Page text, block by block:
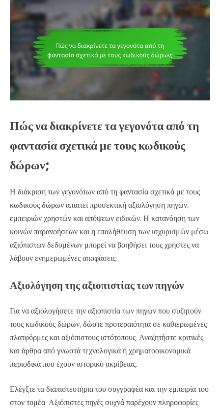
Πώς να διακρίνετε τα γεγονότα από τη
φαντασία σχετικά με τους κωδικούς
δώρων;
Η διάκριση των γεγονότων από τη φαντασία σχετικά με τους
κωδικούς δώρων απαιτεί προσεκτική αξιολόγηση πηγών,
εμπειριών χρηστών και απόψεων ειδικών. Η κατανόηση των
κοινών παρανοήσεων και η επαλήθευση των ισχυρισμών μέσω
αξιόπιστων δεδομένων μπορεί να βοηθήσει τους χρήστες να
λάβουν ενημερωμένες αποφάσεις.
Αξιολόγηση της αξιοπιστίας των πηγών
Για να αξιολογήσετε την αξιοπιστία των πηγών που συζητούν
τους κωδικούς δώρων, δώστε προτεραιότητα σε καθιερωμένες
πλατφόρμες και αξιόπιστους ιστότοπους. Αναζητήστε κριτικές
και άρθρα από γνωστά τεχνολογικά ή χρηματοοικονομικά
περιοδικά που έχουν ιστορικό ακρίβειας.
Ελέγξτε τα διαπιστευτήρια του συγγραφέα και την εμπειρία του
στον τομέα. Αξιόπιστες πηγές συχνά παρέχουν πληροφορίες